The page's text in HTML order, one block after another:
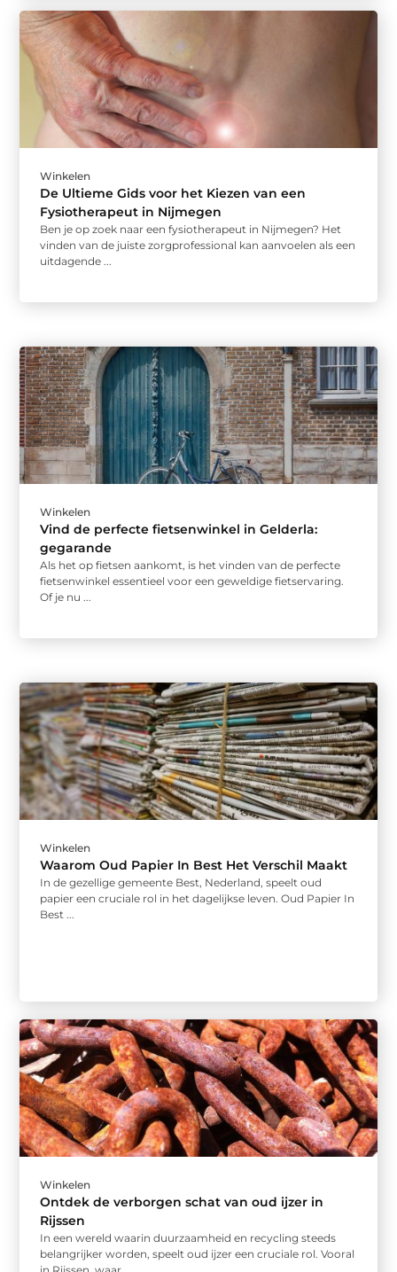
Winkelen
De Ultieme Gids voor het Kiezen van een
Fysiotherapeut in Nijmegen
Ben je op zoek naar een fysiotherapeut in Nijmegen? Het
vinden van de juiste zorgprofessional kan aanvoelen als een
uitdagende ...
Winkelen
Vind de perfecte fietsenwinkel in Gelderla:
gegarande
Als het op fietsen aankomt, is het vinden van de perfecte
fietsenwinkel essentieel voor een geweldige fietservaring.
Of je nu ...
Winkelen
Waarom Oud Papier In Best Het Verschil Maakt
In de gezellige gemeente Best, Nederland, speelt oud
papier een cruciale rol in het dagelijkse leven. Oud Papier In
Best ...
Winkelen
Ontdek de verborgen schat van oud ijzer in
Rijssen
In een wereld waarin duurzaamheid en recycling steeds
belangrijker worden, speelt oud ijzer een cruciale rol. Vooral